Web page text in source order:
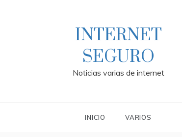
INTERNET
SEGURO
Noticias varias de internet
INICIO VARIOS